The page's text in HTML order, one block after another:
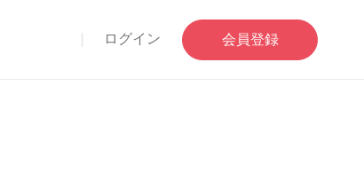
ログイン 会員登録